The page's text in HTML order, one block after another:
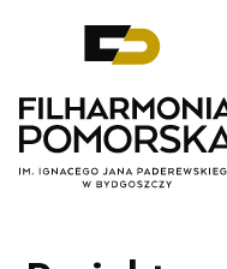
Filharmonia